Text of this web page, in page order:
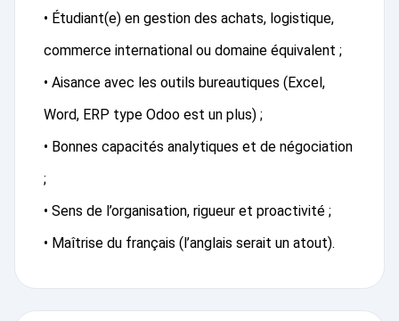
• Étudiant(e) en gestion des achats, logistique,
commerce international ou domaine équivalent ;
• Aisance avec les outils bureautiques (Excel,
Word, ERP type Odoo est un plus) ;
• Bonnes capacités analytiques et de négociation
;
• Sens de l’organisation, rigueur et proactivité ;
• Maîtrise du français (l’anglais serait un atout).